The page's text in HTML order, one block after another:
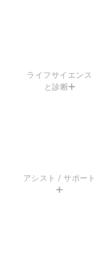
ライフサイエンス
と診断
アシスト / サポート